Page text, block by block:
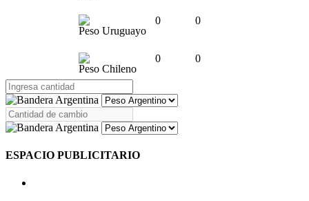
Peso Uruguayo
0 0
Peso Chileno
0 0
ESPACIO PUBLICITARIO